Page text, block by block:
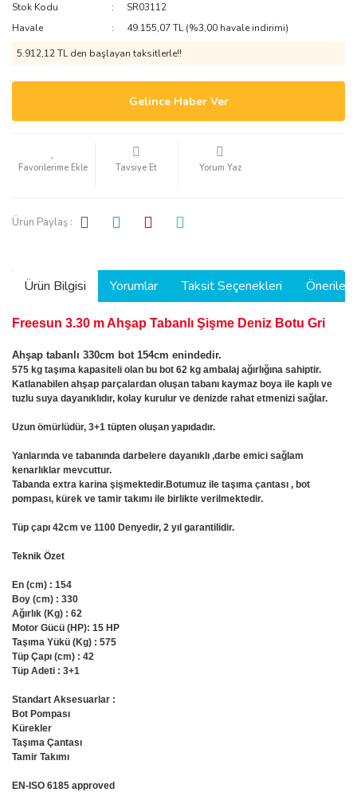
Stok Kodu
SR03112
Havale
49.155,07 TL (%3,00 havale indirimi)
5.912,12 TL den başlayan taksitlerle!!
Gelince Haber Ver
Tavsiye Et Yorum Yaz
Ürün Paylaş :
Ürün Bilgisi Yorumlar Taksit Seçenekleri
Freesun 3.30 m Ahşap Tabanlı Şişme Deniz Botu Gri
Ahşap tabanlı 330cm bot 154cm enindedir.
575 kg taşıma kapasiteli olan bu bot 62 kg ambalaj ağırlığına sahiptir.
Katlanabilen ahşap parçalardan oluşan tabanı kaymaz boya ile kaplı ve
tuzlu suya dayanıklıdır, kolay kurulur ve denizde rahat etmenizi sağlar.
Uzun ömürlüdür, 3+1 tüpten oluşan yapıdadır.
Yanlarında ve tabanında darbelere dayanıklı ,darbe emici sağlam
kenarlıklar mevcuttur.
Tabanda extra karina şişmektedir.Botumuz ile taşıma çantası , bot
pompası, kürek ve tamir takımı ile birlikte verilmektedir.
Tüp çapı 42cm ve 1100 Denyedir, 2 yıl garantilidir.
Teknik Özet
En (cm) : 154
Boy (cm) : 330
Ağırlık (Kg) : 62
Motor Gücü (HP): 15 HP
Taşıma Yükü (Kg) : 575
Tüp Çapı (cm) : 42
Tüp Adeti : 3+1
Standart Aksesuarlar :
Bot Pompası
Kürekler
Taşıma Çantası
Tamir Takımı
EN-ISO 6185 approved